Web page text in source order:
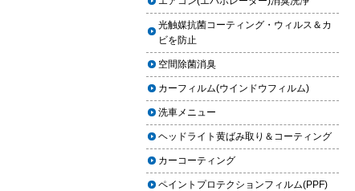
車のドアロック修理の料金と作業
手順
【2026年最新】車の花粉シミを
「科学」で制す。雨上がりの固着
を防ぐ「足軽加工」と抗酸化防衛
論
車内クリーニングは自分ででき
る？DIY清掃と業者依頼の違い・限
界を徹底解説
光触媒抗菌コーティング・ウィルス＆カ
ビを防止
空間除菌消臭
カーフィルム(ウインドウフィルム)
洗車メニュー
ヘッドライト黄ばみ取り＆コーティング
カーコーティング
ペイントプロテクションフィルム(PPF)